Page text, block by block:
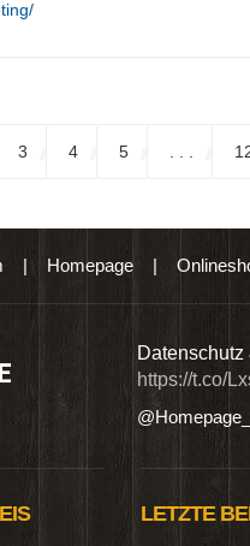
3 4 5
| Homepage|
https://t.co/
LETZTE